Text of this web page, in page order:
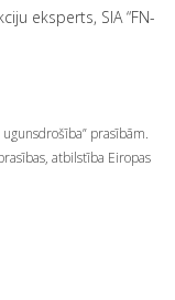
eksperts, SIA “FN-
prasībām.
atbilstība Eiropas